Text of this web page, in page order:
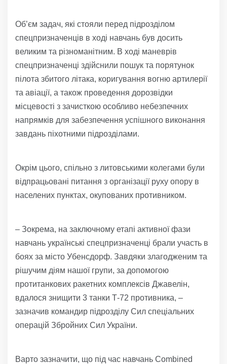
Об’єм задач, які стояли перед підрозділом
спецпризначенців в ході навчань був досить
великим та різноманітним. В ході маневрів
спецпризначенці здійснили пошук та порятунок
пілота збитого літака, коригування вогню артилерії
та авіації, а також проведення дорозвідки
місцевості з зачисткою особливо небезпечних
напрямків для забезпечення успішного виконання
завдань піхотними підрозділами.
Окрім цього, спільно з литовськими колегами були
відпрацьовані питання з організації руху опору в
населених пунктах, окупованих противником.
– Зокрема, на заключному етапі активної фази
навчань українські спецпризначенці брали участь в
боях за місто Убенсдорф. Завдяки злагодженим та
рішучим діям нашої групи, за допомогою
протитанкових ракетних комплексів Джавелін,
вдалося знищити 3 танки Т-72 противника, –
зазначив командир підрозділу Сил спеціальних
операцій Збройних Сил України.
Варто зазначити, що під час навчань Combined